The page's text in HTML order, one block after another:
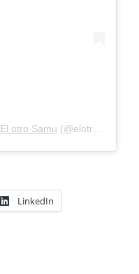
El otro Samu (@elotrosamu) el
LinkedIn